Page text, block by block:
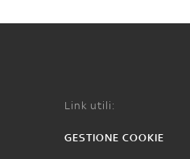
Link utili:
GESTIONE COOKIE